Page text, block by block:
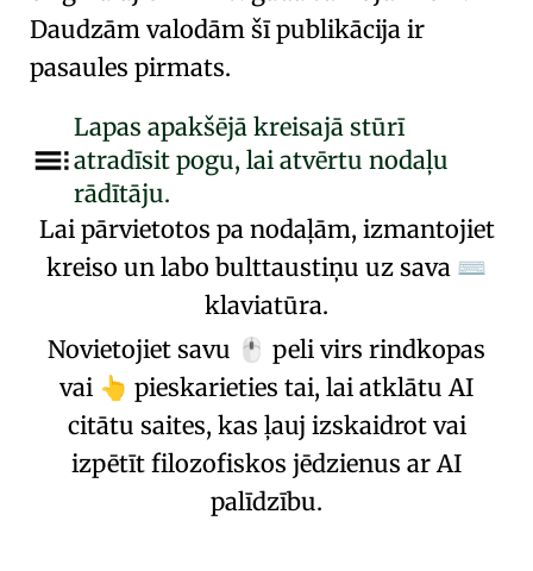
Daudzām valodām šī publikācija ir
pasaules pirmats.
Lapas apakšējā kreisajā stūrī
atradīsit pogu, lai atvērtu nodaļu
rādītāju.
Lai pārvietotos pa nodaļām, izmantojiet
kreiso un labo bulttaustiņu uz sava ⌨
klaviatūra.
Novietojiet savu 🖱️ peli virs rindkopas
vai 👆 pieskarieties tai, lai atklātu AI
citātu saites, kas ļauj izskaidrot vai
izpētīt filozofiskos jēdzienus ar AI
palīdzību.